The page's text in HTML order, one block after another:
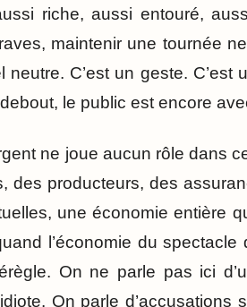
riche, aussi entouré,
maintenir une tournée
C’est un geste. C’est
le public est encore
ne joue aucun rôle dans
des producteurs, des
une économie entière
l’économie du
On ne parle pas ici
On parle d’accusations